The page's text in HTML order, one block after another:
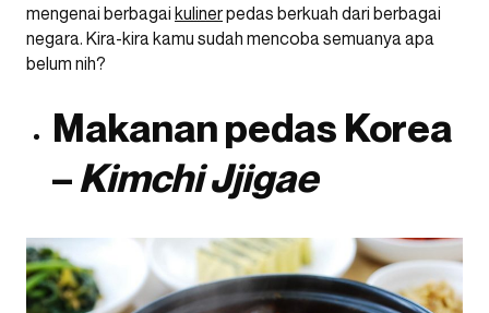
mengenai berbagai kulinerpedas berkuah dari berbagai
negara. Kira-kira kamu sudah mencoba semuanya apa
belum nih?
Makanan pedas Korea
–Kimchi Jjigae